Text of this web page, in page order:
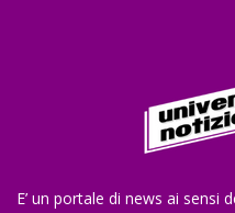
E’ un portale di news ai sensi